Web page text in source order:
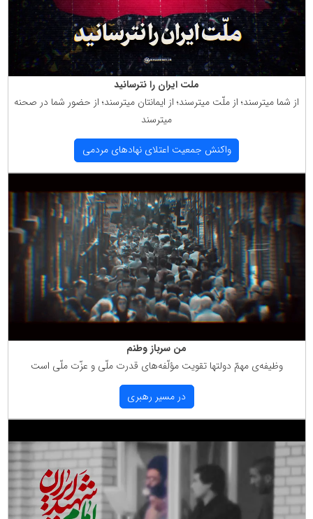
ملت ایران را نترسانید
از شما میترسند؛ از ملّت میترسند؛ از ایمانتان میترسند؛ از حضور شما در صحنه
میترسند
واكنش جمعیت اعتلای نهادهای مردمی
من سرباز وطنم
وظیفه‌ی مهمّ دولتها تقویت مؤلّفه‌های قدرت ملّی و عزّت ملّی است
در مسیر رهبری